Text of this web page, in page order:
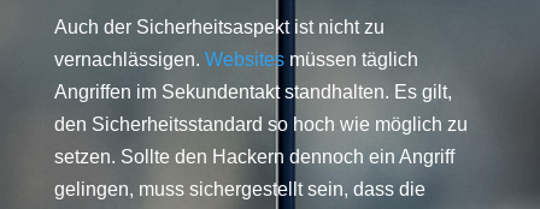
Auch der Sicherheitsaspekt ist nicht zu
vernachlässigen. Websitesmüssen täglich
Angriffen im Sekundentakt standhalten. Es gilt,
den Sicherheitsstandard so hoch wie möglich zu
setzen. Sollte den Hackern dennoch ein Angriff
gelingen, muss sichergestellt sein, dass die